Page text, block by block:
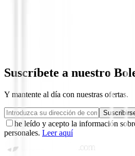
Suscríbete a nuestro
Y mantente al día con nuestras ofertas.
he leído y acepto la información
personales. Leer aquí